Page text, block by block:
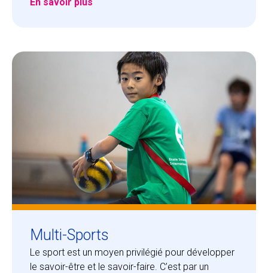
Multi-Sports
Le sport est un moyen privilégié pour développer
le savoir-être et le savoir-faire. C’est par un